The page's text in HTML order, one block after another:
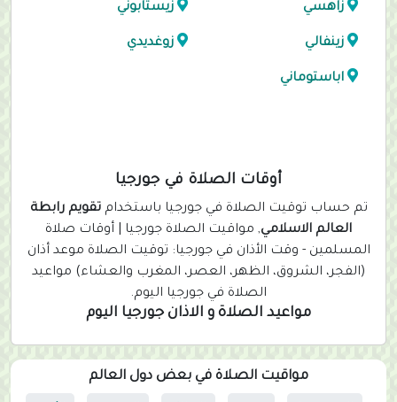
زاهسي زيستابوني
زينفالي زوغديدي
اباستوماني
أوقات الصلاة في جورجيا
تم حساب توقيت الصلاة في جورجيا باستخدامتقويم رابطة
العالم الاسلامي, مواقيت الصلاة جورجيا | أوقات صلاة
المسلمين - وقت الأذان في جورجيا: توقيت الصلاة موعد أذان
(الفجر، الشروق، الظهر، العصر، المغرب والعشاء) مواعيد
الصلاة في جورجيا اليوم.
مواعيد الصلاة و الاذان جورجيا اليوم
مواقيت الصلاة في بعض دول العالم